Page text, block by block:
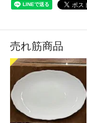
売れ筋商品